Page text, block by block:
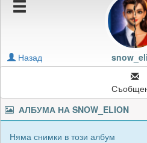
Подаръците на snow_elion
Картичките на snow_elion
Блокирай snow_elion
Назад
АЛБУМА НА SNOW_ELION
Няма снимки в този албум